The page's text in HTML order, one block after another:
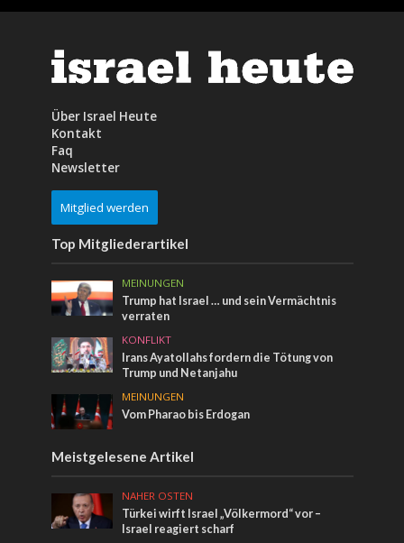
Über Israel Heute
Kontakt
Faq
Newsletter
Mitglied werden
Top Mitgliederartikel
MEINUNGEN
Trump hat Israel … und sein Vermächtnis
verraten
KONFLIKT
Irans Ayatollahs fordern die Tötung von
Trump und Netanjahu
MEINUNGEN
Vom Pharao bis Erdogan
Meistgelesene Artikel
NAHER OSTEN
Türkei wirft Israel „Völkermord“ vor –
Israel reagiert scharf